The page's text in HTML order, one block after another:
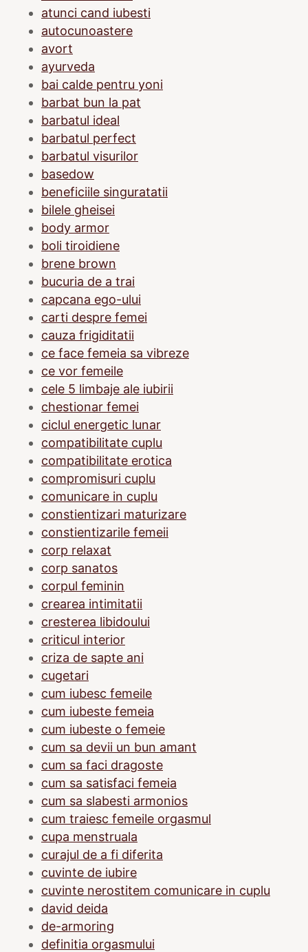
atunci cand iubesti
autocunoastere
avort
ayurveda
bai calde pentru yoni
barbat bun la pat
barbatul ideal
barbatul perfect
barbatul visurilor
basedow
beneficiile singuratatii
bilele gheisei
body armor
boli tiroidiene
brene brown
bucuria de a trai
capcana ego-ului
carti despre femei
cauza frigiditatii
ce face femeia sa vibreze
ce vor femeile
cele 5 limbaje ale iubirii
chestionar femei
ciclul energetic lunar
compatibilitate cuplu
compatibilitate erotica
compromisuri cuplu
comunicare in cuplu
constientizari maturizare
constientizarile femeii
corp relaxat
corp sanatos
corpul feminin
crearea intimitatii
cresterea libidoului
criticul interior
criza de sapte ani
cugetari
cum iubesc femeile
cum iubeste femeia
cum iubeste o femeie
cum sa devii un bun amant
cum sa faci dragoste
cum sa satisfaci femeia
cum sa slabesti armonios
cum traiesc femeile orgasmul
cupa menstruala
curajul de a fi diferita
cuvinte de iubire
cuvinte nerostitem comunicare in cuplu
david deida
de-armoring
definitia orgasmului